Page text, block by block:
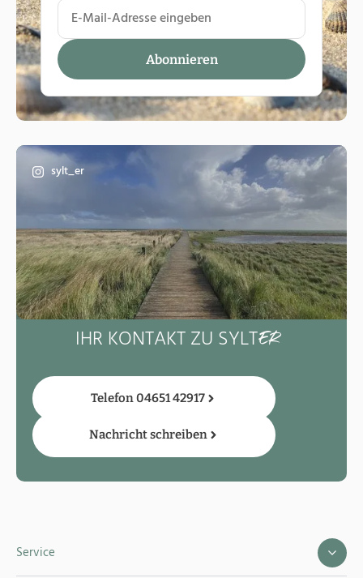
sylt_er
IHR KONTAKT ZU SYLT
Telefon 04651 42917
Nachricht schreiben
Service